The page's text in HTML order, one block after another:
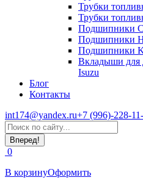
Трубки
Трубки
Подшипники
Подшипники
Подшипники
Вкладыши для
Isuzu
Блог
Контакты
int174@yandex.ru+7 (996)-228-
Страница
WhatsApp
открывается
в
новом
окне
Поиск:
0
В корзинуОформить